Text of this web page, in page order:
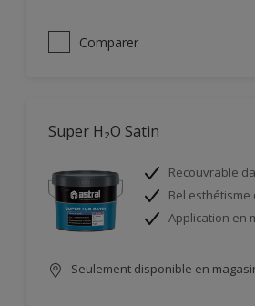
Comparer
Super H₂O Satin
Recouvrable
Bel
Application en
Seulement disponible en